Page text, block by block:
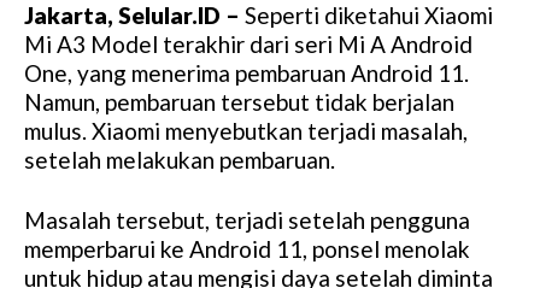
Jakarta, Selular.ID – Seperti diketahui Xiaomi
Mi A3 Model terakhir dari seri Mi A Android
One, yang menerima pembaruan Android 11.
Namun, pembaruan tersebut tidak berjalan
mulus. Xiaomi menyebutkan terjadi masalah,
setelah melakukan pembaruan.
Masalah tersebut, terjadi setelah pengguna
memperbarui ke Android 11, ponsel menolak
untuk hidup atau mengisi daya setelah diminta